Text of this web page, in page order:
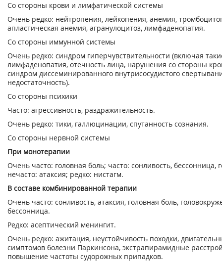
Со стороны крови и лимфатической системы
Очень редко: нейтропения, лейкопения, анемия,
апластическая анемия, агранулоцитоз, лимфаденопатия.
Со стороны иммунной системы
Очень редко: синдром гиперчувствительности (включая
лимфаденопатия, отечность лица, нарушения со стороны
синдром диссеминированного внутрисосудистого
недостаточность).
Со стороны психики
Часто: агрессивность, раздражительность.
Очень редко: тики, галлюцинации, спутанность сознания.
Со стороны нервной системы
При монотерапии
Очень часто: головная боль; часто: сонливость, бессонница,
нечасто: атаксия; редко: нистагм.
В составе комбинированной терапии
Очень часто: сонливость, атаксия, головная боль,
бессонница.
Редко: асептический менингит.
Очень редко: ажитация, неустойчивость походки,
симптомов болезни Паркинсона, экстрапирамидные
повышение частоты судорожных припадков.